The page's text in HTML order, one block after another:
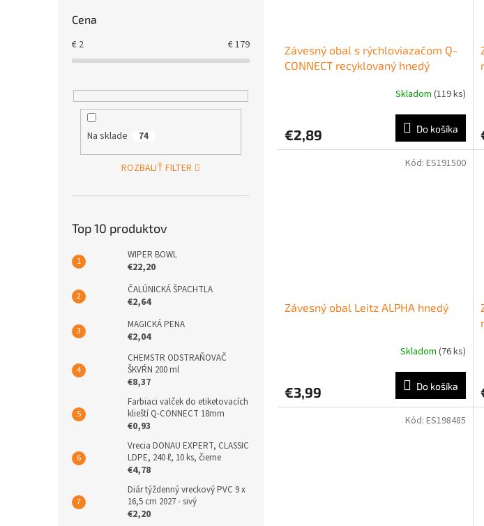
Cena
€ 2 €179
Na sklade 74
ROZBALIŤ FILTER
Top 10 produktov
WIPER BOWL
€22,20
ČALÚNICKÁ ŠPACHTLA
€2,64
MAGICKÁ PENA
€2,04
CHEMSTR ODSTRAŇOVAČ
ŠKVŔN 200 ml
€8,37
Farbiaci valček do etiketovacích
klieští Q-CONNECT 18mm
€0,93
Vrecia DONAU EXPERT, CLASSIC
LDPE, 240 ℓ, 10 ks, čierne
€4,78
Diár týždenný vreckový PVC 9 x
16,5 cm 2027 - sivý
€2,20
Závesný obal s rýchloviazačom Q-
CONNECT recyklovaný hnedý
Skladom (119 ks)
€2,89 Do košíka
Závesný obal Leitz ALPHA hnedý
Skladom (76 ks)
€3,99 Do košíka
Kód: ES191500
Kód: ES198485